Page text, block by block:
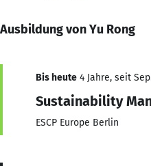
Ausbildung von Yu Rong
Bis heute 4 Jahre, seit
Sustainability
ESCP Europe Berlin